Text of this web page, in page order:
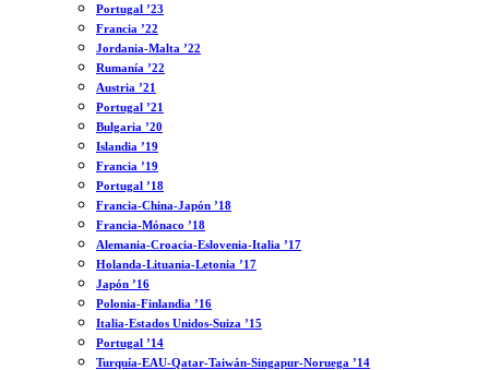
Portugal ’23
Francia ’22
Jordania-Malta ’22
Rumanía ’22
Austria ’21
Portugal ’21
Bulgaria ’20
Islandia ’19
Francia ’19
Portugal ’18
Francia-China-Japón ’18
Francia-Mónaco ’18
Alemania-Croacia-Eslovenia-Italia ’17
Holanda-Lituania-Letonia ’17
Japón ’16
Polonia-Finlandia ’16
Italia-Estados Unidos-Suiza ’15
Portugal ’14
Turquía-EAU-Qatar-Taiwán-Singapur-Noruega ’14